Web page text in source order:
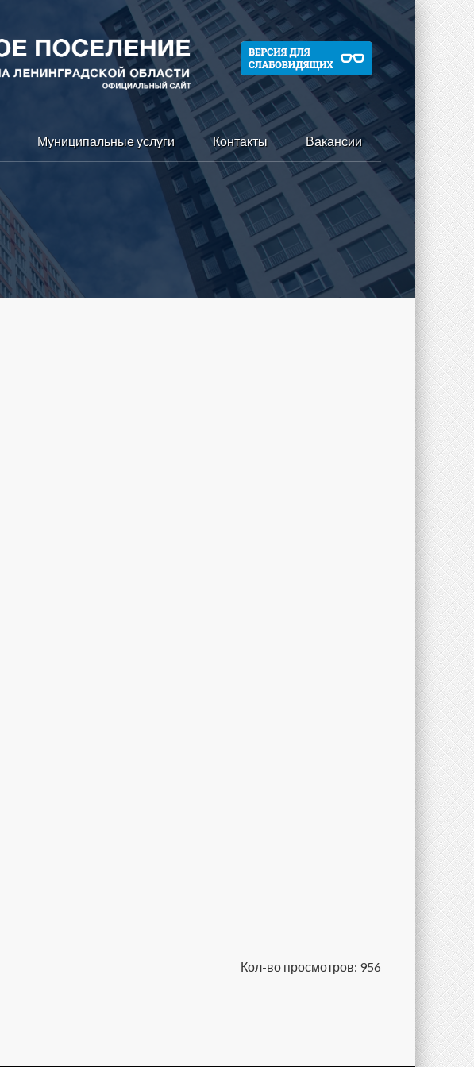
Муниципальные услуги Контакты Вакансии
Кол-во просмотров: 956